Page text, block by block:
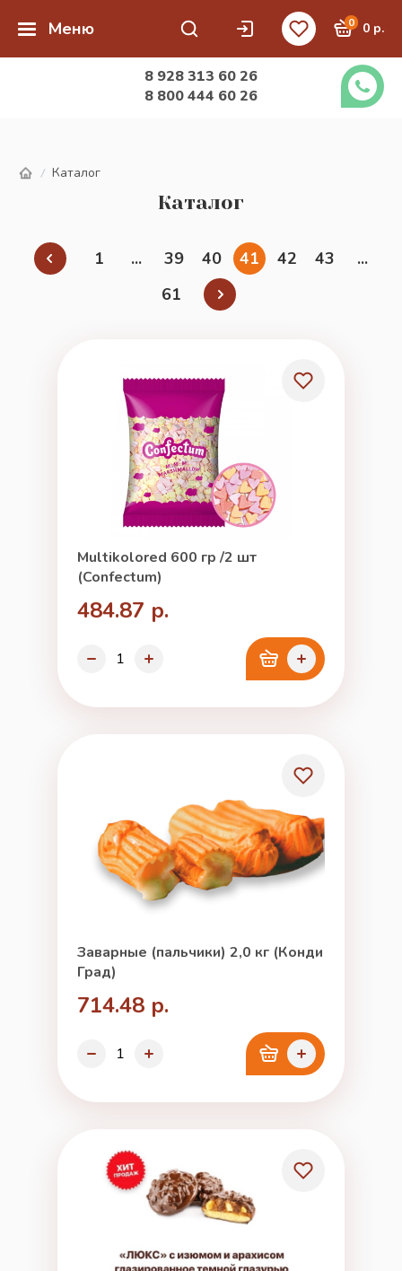
Меню 0 0 р.
8 928 313 60 26
8 800 444 60 26
/ Каталог
Каталог
1 ... 39 40 41 42 43
...
61
Multikolored 600 гр /2 шт
(Confectum)
484.87 р.
Заварные (пальчики) 2,0 кг (Конди
Град)
714.48 р.